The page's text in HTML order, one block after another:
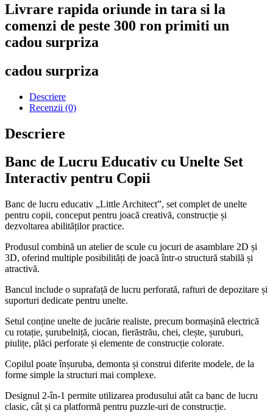
Livrare rapida oriunde in tara si la
comenzi de peste 300 ron primiti un
cadou surpriza
cadou surpriza
Descriere
Recenzii (0)
Descriere
Banc de Lucru Educativ cu Unelte Set
Interactiv pentru Copii
Banc de lucru educativ „Little Architect”, set complet de unelte
pentru copii, conceput pentru joacă creativă, construcție și
dezvoltarea abilităților practice.
Produsul combină un atelier de scule cu jocuri de asamblare 2D și
3D, oferind multiple posibilități de joacă într-o structură stabilă și
atractivă.
Bancul include o suprafață de lucru perforată, rafturi de depozitare și
suporturi dedicate pentru unelte.
Setul conține unelte de jucărie realiste, precum bormașină electrică
cu rotație, șurubelniță, ciocan, fierăstrău, chei, clește, șuruburi,
piulițe, plăci perforate și elemente de construcție colorate.
Copilul poate înșuruba, demonta și construi diferite modele, de la
forme simple la structuri mai complexe.
Designul 2-în-1 permite utilizarea produsului atât ca banc de lucru
clasic, cât și ca platformă pentru puzzle-uri de construcție.